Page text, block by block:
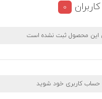
0
این محصول ثبت نشده است
حساب کاربری خود شوید